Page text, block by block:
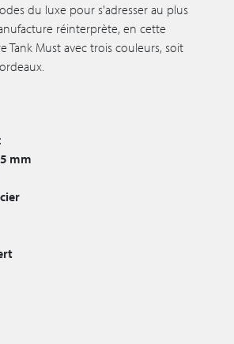
du luxe pour s'adresser au plus
réinterprète, en cette
Tank Must avec trois couleurs, soit
mm